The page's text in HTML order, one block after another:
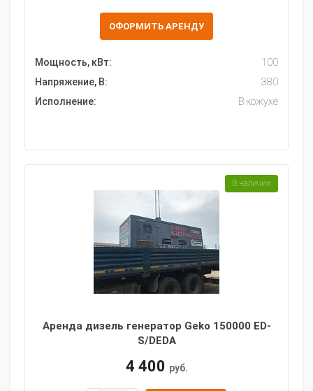
ОФОРМИТЬ АРЕНДУ
Мощность, кВт:
100
Напряжение, В:
380
Исполнение:
В кожухе
Аренда дизель генератор Geko 150000 ED-
S/DEDA
4 400 руб.
В наличии